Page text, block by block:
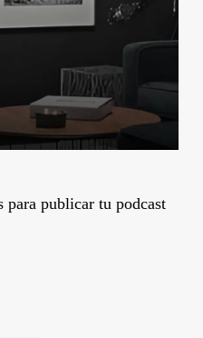
para publicar tu podcast